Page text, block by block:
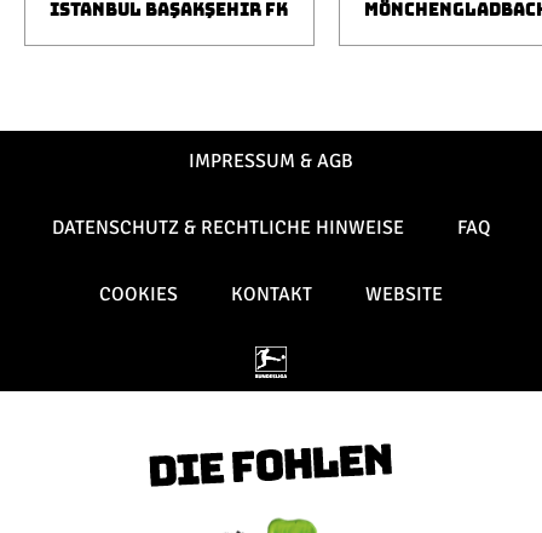
ISTANBUL BAŞAKŞEHIR FK
IMPRESSUM & AGB
DATENSCHUTZ & RECHTLICHE HINWEISE FAQ
COOKIES KONTAKT WEBSITE